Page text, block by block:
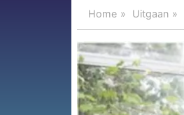
Home Uitgaan